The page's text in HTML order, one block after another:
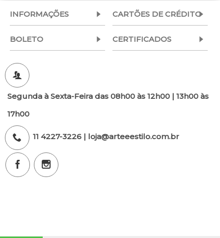
INFORMAÇÕES CARTÕES DE CRÉDITO
BOLETO CERTIFICADOS
Segunda à Sexta-Feira das 08h00 às 12h00 | 13h00 às
17h00
11 4227-3226 | loja@arteeestilo.com.br